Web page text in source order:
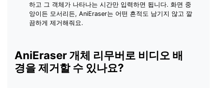
하고 그 객체가 나타나는 시간만 입력하면 됩니다. 화면 중
앙이든 모서리든, AniEraser는 어떤 흔적도 남기지 않고 깔
끔하게 제거해줘요.
AniEraser 개체 리무버로 비디오 배
경을 제거할 수 있나요?